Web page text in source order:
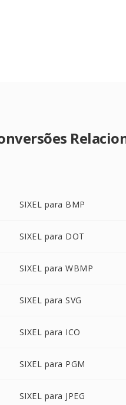
SIXEL para BMP
SIXEL para DOT
SIXEL para WBMP
SIXEL para SVG
SIXEL para ICO
SIXEL para PGM
SIXEL para JPEG